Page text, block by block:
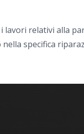
relativi alla
specifica